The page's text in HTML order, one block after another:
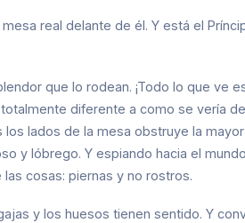
real delante de él. Y está el
que lo rodean. ¡Todo lo que ve
diferente a como se vería
lados de la mesa obstruye la
y lóbrego. Y espiando hacia el
cosas: piernas y no rostros.
y los huesos tienen sentido. Y